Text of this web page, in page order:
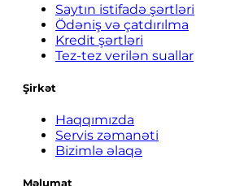
Saytın istifadə şərtləri
Ödəniş və çatdırılma
Kredit şərtləri
Tez-tez verilən suallar
Şirkət
Haqqımızda
Servis zəmanəti
Bizimlə əlaqə
Məlumat